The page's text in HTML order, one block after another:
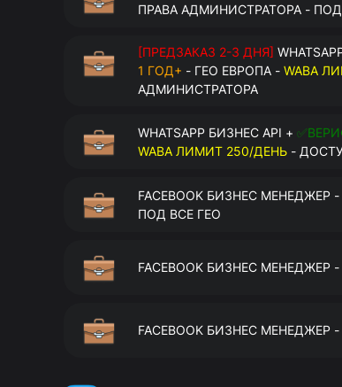
ПРАВА АДМИНИСТРАТОРА - ПОД
[ПРЕДЗАКАЗ 2-3 ДНЯ]
1 ГОД+ - ГЕО ЕВРОПА - WABA
АДМИНИСТРАТОРА
WHATSAPP БИЗНЕС API +
WABA ЛИМИТ 250/ДЕНЬ -
FACEBOOK БИЗНЕС МЕНЕДЖЕР -
ПОД ВСЕ ГЕО
FACEBOOK БИЗНЕС МЕНЕДЖЕР -
FACEBOOK БИЗНЕС МЕНЕДЖЕР -